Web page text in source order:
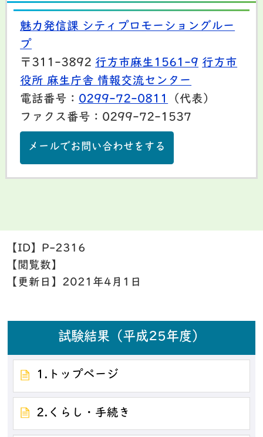
魅力発信課 シティプロモーショングルー
プ
〒311-3892 行方市麻生1561-9 行方市
役所 麻生庁舎 情報交流センター
電話番号： 0299-72-0811
（代表）
ファクス番号：0299-72-1537
メールでお問い合わせをする
【ID】 P-2316
【閲覧数】
【更新日】 2021年4月1日
試験結果（平成25年度）
1.トップページ
2.くらし・手続き